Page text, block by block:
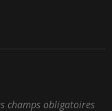
champs obligatoires